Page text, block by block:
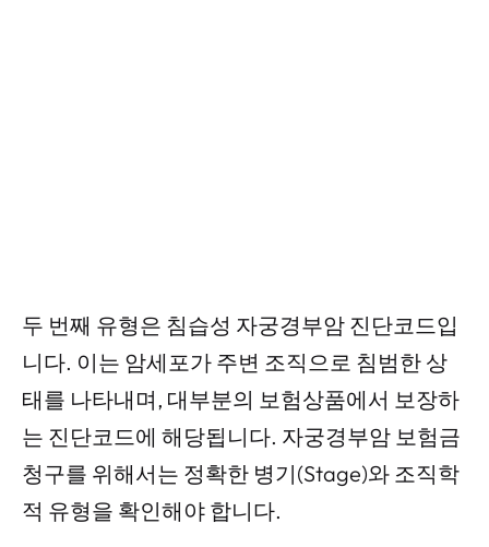
두 번째 유형은 침습성 자궁경부암 진단코드입
니다. 이는 암세포가 주변 조직으로 침범한 상
태를 나타내며, 대부분의 보험상품에서 보장하
는 진단코드에 해당됩니다. 자궁경부암 보험금
청구를 위해서는 정확한 병기(Stage)와 조직학
적 유형을 확인해야 합니다.